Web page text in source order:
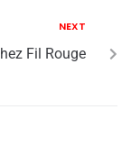
NEXT
Fil Rouge